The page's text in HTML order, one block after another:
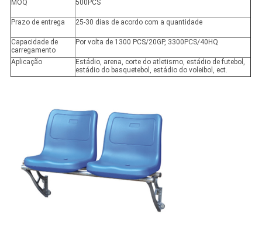
MOQ 500PCS
Prazo de entrega 25-30 dias de acordo com a quantidade
Capacidade de
carregamento
Por volta de 1300 PCS/20GP, 3300PCS/40HQ
Aplicação
Estádio, arena, corte do atletismo, estádio de futebol,
estádio do basquetebol, estádio do voleibol, ect.